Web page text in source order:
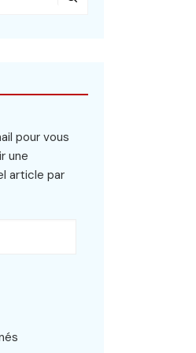
pour vous
une
article par